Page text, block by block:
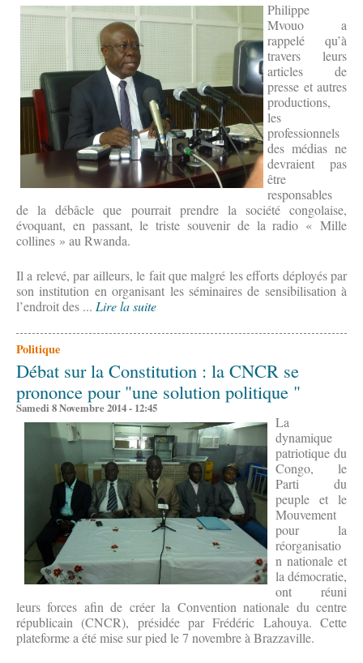
Philippe
Mvouo a
rappelé qu’à
travers leurs
articles de
presse et autres
productions,
les
professionnels
des médias ne
devraient pas
être
responsables
de la débâcle que pourrait prendre la société congolaise,
évoquant, en passant, le triste souvenir de la radio « Mille
collines » au Rwanda.
Il a relevé, par ailleurs, le fait que malgré les efforts déployés par
son institution en organisant les séminaires de sensibilisation à
l’endroit des ... Lire la suite
Politique
Débat sur la Constitution : la CNCR se
prononce pour "une solution politique "
Samedi 8 Novembre 2014 - 12:45
La
dynamique
patriotique du
Congo, le
Parti du
peuple et le
Mouvement
pour la
réorganisatio
n nationale et
la démocratie,
ont réuni
leurs forces afin de créer la Convention nationale du centre
républicain (CNCR), présidée par Frédéric Lahouya. Cette
plateforme a été mise sur pied le 7 novembre à Brazzaville.